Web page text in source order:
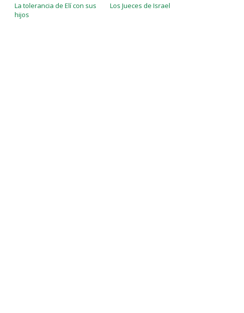
La tolerancia de Elí con sus
hijos
Los Jueces de Israel